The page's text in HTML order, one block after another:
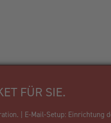
FÜR SIE.
| E-Mail-Setup: Einrichtung